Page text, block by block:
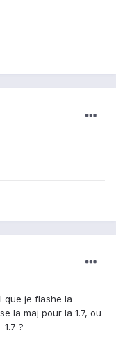
que je flashe la
la maj pour la 1.7, ou
?